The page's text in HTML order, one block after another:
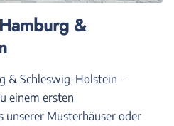
&
& Schleswig-Holstein -
einem ersten
unserer Musterhäuser oder